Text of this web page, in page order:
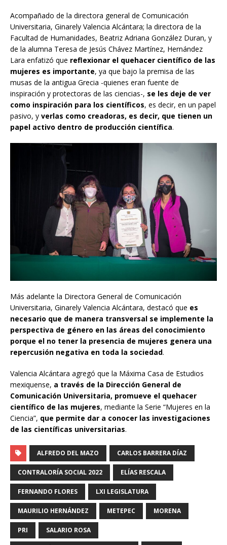
Acompañado de la directora general de Comunicación
Universitaria, Ginarely Valencia Alcántara; la directora de la
Facultad de Humanidades, Beatriz Adriana González Duran, y
de la alumna Teresa de Jesús Chávez Martínez, Hernández
Lara enfatizó que reflexionar el quehacer científico de las
mujeres es importante, ya que bajo la premisa de las
musas de la antigua Grecia -quienes eran fuente de
inspiración y protectoras de las ciencias-, se les deje de ver
como inspiración para los científicos, es decir, en un papel
pasivo, y verlas como creadoras, es decir, que tienen un
papel activo dentro de producción científica.
Más adelante la Directora General de Comunicación
Universitaria, Ginarely Valencia Alcántara, destacó que es
necesario que de manera transversal se implemente la
perspectiva de género en las áreas del conocimiento
porque el no tener la presencia de mujeres genera una
repercusión negativa en toda la sociedad.
Valencia Alcántara agregó que la Máxima Casa de Estudios
mexiquense, a través de la Dirección General de
Comunicación Universitaria, promueve el quehacer
científico de las mujeres, mediante la Serie “Mujeres en la
Ciencia”, que permite dar a conocer las investigaciones
de las científicas universitarias.
ALFREDO DEL MAZO CARLOS BARRERA DÍAZ
CONTRALORÍA SOCIAL 2022 ELÍAS RESCALA
FERNANDO FLORES LXI LEGISLATURA
MAURILIO HERNÁNDEZ METEPEC MORENA
PRI SALARIO ROSA